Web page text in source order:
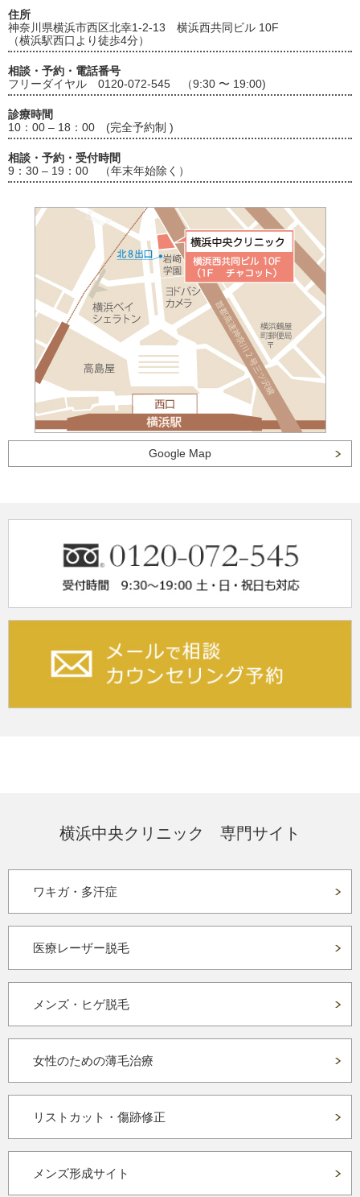
住所
神奈川県横浜市西区北幸1-2-13 横浜西共同ビル 10F
（横浜駅西口より徒歩4分）
相談・予約・電話番号
フリーダイヤル 0120-072-545 （9:30 〜 19:00)
診療時間
10：00 – 18：00 (完全予約制 )
相談・予約・受付時間
9：30 – 19：00 （年末年始除く）
Google Map
横浜中央クリニック 専門サイト
ワキガ・多汗症
医療レーザー脱毛
メンズ・ヒゲ脱毛
女性のための薄毛治療
リストカット・傷跡修正
メンズ形成サイト